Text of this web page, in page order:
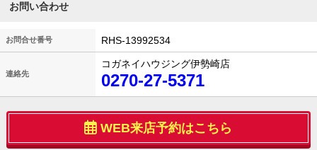
お問い合わせ
お問合せ番号 RHS-13992534
連絡先
コガネイハウジング伊勢崎店
0270-27-5371
WEB来店予約はこちら